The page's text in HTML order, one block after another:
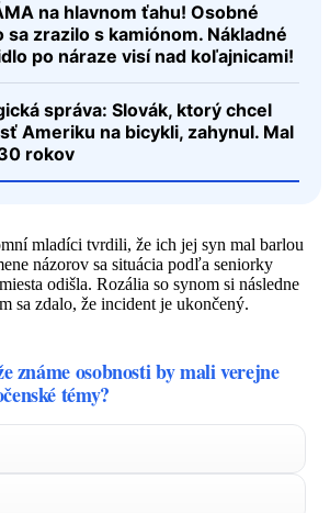
na hlavnom ťahu! Osobné
sa zrazilo s kamiónom. Nákladné
po náraze visí nad koľajnicami!
správa: Slovák, ktorý chcel
Ameriku na bicykli, zahynul. Mal
rokov
mladíci tvrdili, že ich jej syn mal barlou
názorov sa situácia podľa seniorky
odišla. Rozália so synom si následne
sa zdalo, že incident je ukončený.
známe osobnosti by mali verejne
témy?